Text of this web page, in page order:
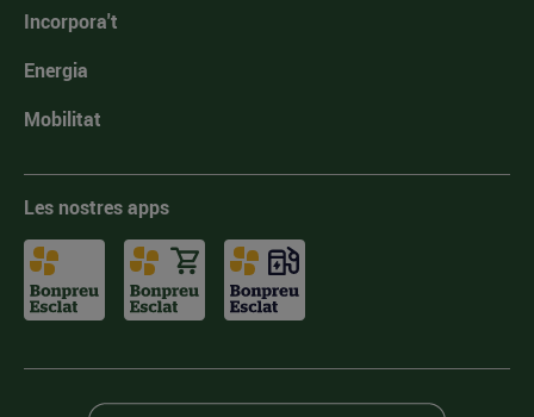
Incorpora't
Energia
Mobilitat
Les nostres apps